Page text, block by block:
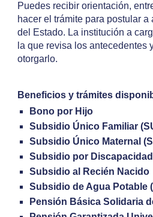
Puedes recibir orientación,
hacer el trámite para postular
del Estado. La institución a
la que revisa los antecedentes
otorgarlo.
Beneficios y trámites
Bono por Hijo
Subsidio Único Familiar
Subsidio Único Maternal
Subsidio por Discapacidad
Subsidio al Recién Nacido
Subsidio de Agua Potable
Pensión Básica Solidaria